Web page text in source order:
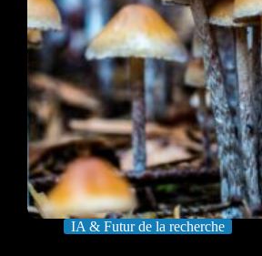
IA & Futur de la recherche